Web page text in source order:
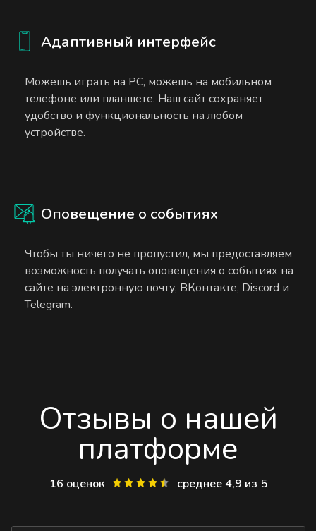
Адаптивный интерфейс
Можешь играть на PC, можешь на мобильном
телефоне или планшете. Наш сайт сохраняет
удобство и функциональность на любом
устройстве.
Оповещение о событиях
Чтобы ты ничего не пропустил, мы предоставляем
возможность получать оповещения о событиях на
сайте на электронную почту, ВКонтакте, Discord и
Telegram.
Отзывы о нашей
платформе
16 оценок среднее 4,9 из 5